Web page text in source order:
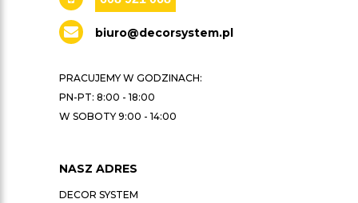
biuro@decorsystem.pl
PRACUJEMY W GODZINACH:
PN-PT: 8:00 - 18:00
W SOBOTY 9:00 - 14:00
NASZ ADRES
DECOR SYSTEM